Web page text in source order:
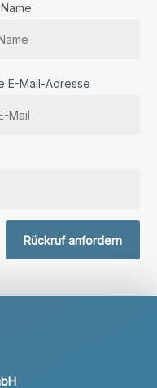
E-Mail-Adresse
Rückruf anfordern